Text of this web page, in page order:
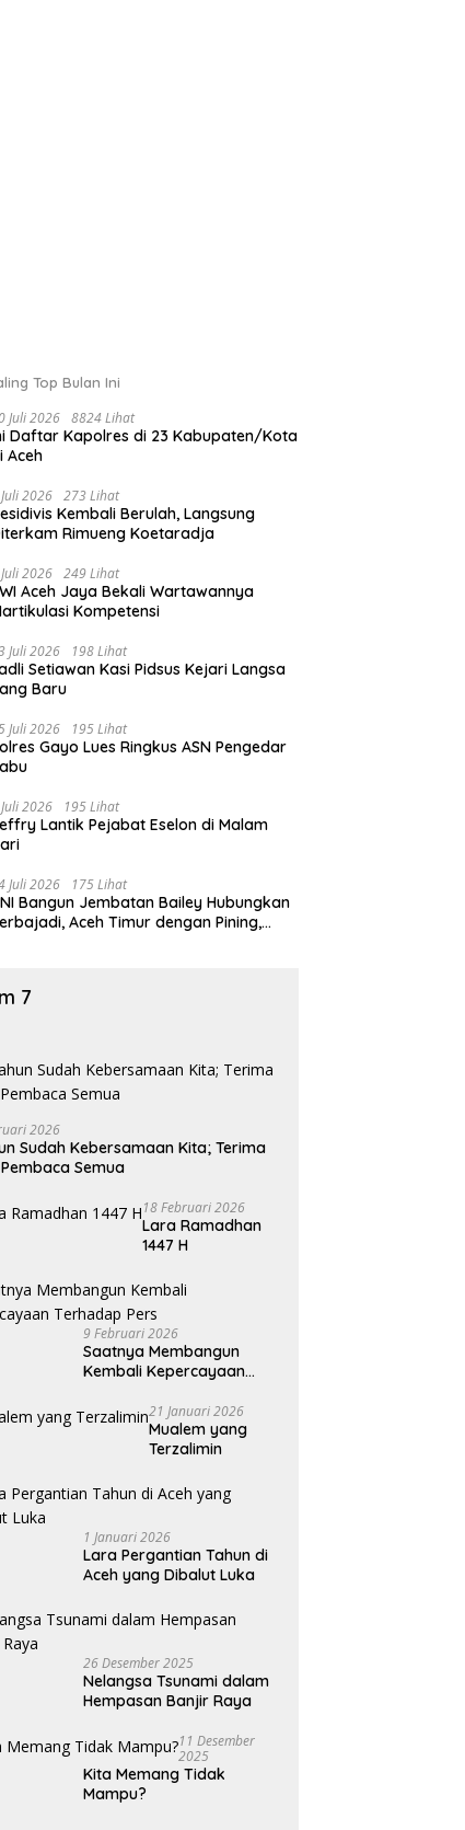
Top Bulan Ini
Juli 2026 8824 Lihat
Daftar Kapolres di 23 Kabupaten/Kota
Aceh
2026 273 Lihat
Kembali Berulah, Langsung
Rimueng Koetaradja
2026 249 Lihat
Aceh Jaya Bekali Wartawannya
Kompetensi
Juli 2026 198 Lihat
Setiawan Kasi Pidsus Kejari Langsa
Baru
Juli 2026 195 Lihat
Gayo Lues Ringkus ASN Pengedar
2026 195 Lihat
Lantik Pejabat Eselon di Malam
Juli 2026 175 Lihat
Bangun Jembatan Bailey Hubungkan
Aceh Timur dengan Pining,
7
2026
Sudah Kebersamaan Kita; Terima
Semua
18 Februari 2026
Lara Ramadhan
1447 H
9 Februari 2026
Saatnya Membangun
Kembali Kepercayaan
21 Januari 2026
Mualem yang
Terzalimin
1 Januari 2026
Lara Pergantian Tahun di
Aceh yang Dibalut Luka
26 Desember 2025
Nelangsa Tsunami dalam
Hempasan Banjir Raya
11 Desember
2025
Kita Memang Tidak
Mampu?